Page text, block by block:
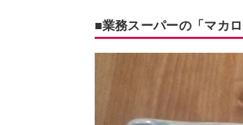
■業務スーパーの「マカ